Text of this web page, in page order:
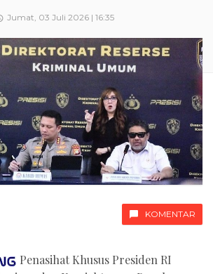
Jumat, 03 Juli 2026 | 16:35
KOMENTAR
Penasihat Khusus Presiden RI